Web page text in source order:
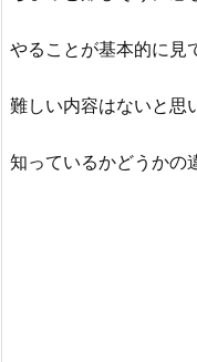
やることが基本的に見
難しい内容はないと思
知っているかどうかの